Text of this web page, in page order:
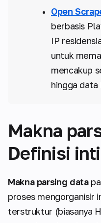
Open
berbasis
IP
untuk
mencakup
hingga data
Makna
Definisi inti
Makna parsing data
proses mengorganisir
terstruktur (biasanya